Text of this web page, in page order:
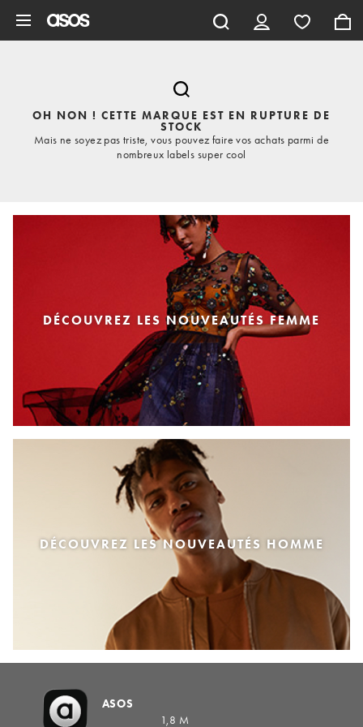
OH NON ! CETTE MARQUE EST EN RUPTURE DE
STOCK
Mais ne soyez pas triste, vous pouvez faire vos achats parmi de
nombreux labels super cool
DÉCOUVREZ LES NOUVEAUTÉS FEMME
DÉCOUVREZ LES NOUVEAUTÉS HOMME
ASOS
1,8 M